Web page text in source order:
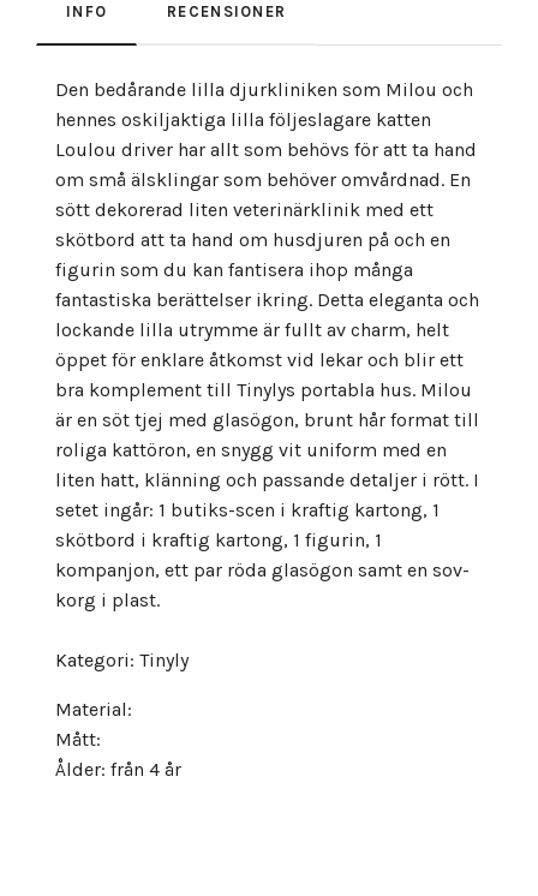
INFO RECENSIONER
Den bedårande lilla djurkliniken som Milou och
hennes oskiljaktiga lilla följeslagare katten
Loulou driver har allt som behövs för att ta hand
om små älsklingar som behöver omvårdnad. En
sött dekorerad liten veterinärklinik med ett
skötbord att ta hand om husdjuren på och en
figurin som du kan fantisera ihop många
fantastiska berättelser ikring. Detta eleganta och
lockande lilla utrymme är fullt av charm, helt
öppet för enklare åtkomst vid lekar och blir ett
bra komplement till Tinylys portabla hus. Milou
är en söt tjej med glasögon, brunt hår format till
roliga kattöron, en snygg vit uniform med en
liten hatt, klänning och passande detaljer i rött. I
setet ingår: 1 butiks-scen i kraftig kartong, 1
skötbord i kraftig kartong, 1 figurin, 1
kompanjon, ett par röda glasögon samt en sov-
korg i plast.
Kategori: Tinyly
Material:
Mått:
Ålder: från 4 år